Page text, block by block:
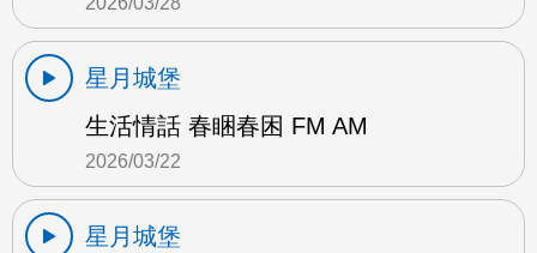
星月城堡
生活情話 春睏春困 FM AM
2026/03/22
星月城堡